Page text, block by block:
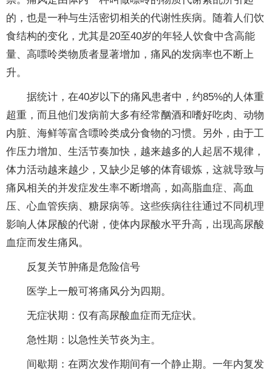
的，也是一种与生活密切相关的代谢性疾病。随着人们饮
食结构的变化，尤其是20至40岁的年轻人饮食中含高能
量、高嘌呤类物质者显著增加，痛风的发病率也不断上
升。
据统计，在40岁以下的痛风患者中，约85%的人体重
超重，而且他们发病前大多有经常酗酒和嗜好吃肉、动物
内脏、海鲜等富含嘌呤类成分食物的习惯。另外，由于工
作压力增加、生活节奏加快，越来越多的人起居不规律，
体力活动越来越少，又缺少足够的体育锻炼，这就导致与
痛风相关的并发症发生率不断增高，如高脂血症、高血
压、心血管疾病、糖尿病等。这些疾病往往通过不同机理
影响人体尿酸的代谢，使体内尿酸水平升高，出现高尿酸
血症而发生痛风。
反复关节肿痛是危险信号
医学上一般可将痛风分为四期。
无症状期：仅有高尿酸血症而无症状。
急性期：以急性关节炎为主。
间歇期：在两次发作期间有一个静止期。一年内复发